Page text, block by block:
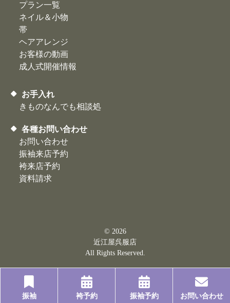
プラン一覧
ネイル＆小物
帯
ヘアアレンジ
お客様の動画
​成人式開催情報
お手入れ
きものなんでも相談処
各種お問い合わせ
お問い合わせ
振袖来店予約
袴来店予約
資料請求
© 2026
近江屋呉服店
All Rights Reserved.
振袖 袴予約 振袖予約 お問い合わせ